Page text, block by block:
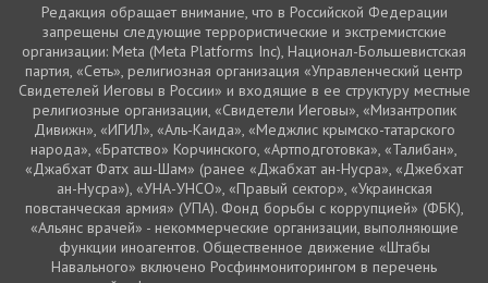
Редакция обращает внимание, что в Российской Федерации
запрещены следующие террористические и экстремистские
организации: Meta (Meta Platforms Inc), Национал-Большевистская
партия, «Сеть», религиозная организация «Управленческий центр
Свидетелей Иеговы в России» и входящие в ее структуру местные
религиозные организации, «Свидетели Иеговы», «Мизантропик
Дивижн», «ИГИЛ», «Аль-Каида», «Меджлис крымско-татарского
народа», «Братство» Корчинского, «Артподготовка», «Талибан»,
«Джабхат Фатх аш-Шам» (ранее «Джабхат ан-Нусра», «Джебхат
ан-Нусра»), «УНА-УНСО», «Правый сектор», «Украинская
повстанческая армия» (УПА). Фонд борьбы с коррупцией» (ФБК),
«Альянс врачей» - некоммерческие организации, выполняющие
функции иноагентов. Общественное движение «Штабы
Навального» включено Росфинмониторингом в перечень